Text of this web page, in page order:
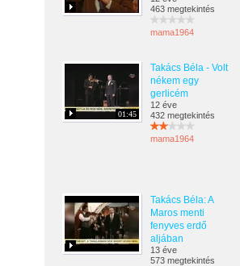
463 megtekintés
mama1964
01:45
Takács Béla - Volt
nékem egy
gerlicém
12 éve
432 megtekintés
mama1964
Takács Béla: A
Maros menti
fenyves erdő
aljában
13 éve
573 megtekintés